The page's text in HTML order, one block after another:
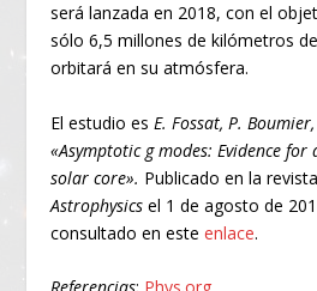
será lanzada en 2018, con el
sólo 6,5 millones de kilómetros
orbitará en su atmósfera.
El estudio es E. Fossat, P.
«Asymptotic g modes: Evidence
solar core». Publicado en la
Astrophysics el 1 de agosto de
consultado en esteenlace.